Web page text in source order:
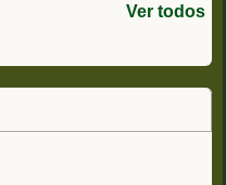
Ver todos